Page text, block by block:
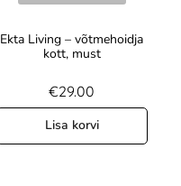
Ekta Living – võtmehoidja
kott, must
€29.00
Lisa korvi